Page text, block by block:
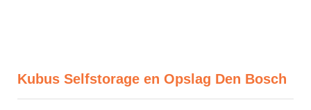
Kubus Selfstorage en Opslag Den Bosch